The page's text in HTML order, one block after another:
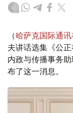
（哈萨克国际通
夫讲话选集《公
内政与传播事务
布了这一消息。